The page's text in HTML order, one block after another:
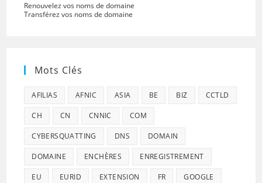
Renouvelez vos noms de domaine
Transférez vos noms de domaine
Mots Clés
AFILIAS AFNIC ASIA BE BIZ CCTLD
CH CN CNNIC COM
CYBERSQUATTING DNS DOMAIN
DOMAINE ENCHÈRES ENREGISTREMENT
EU EURID EXTENSION FR GOOGLE